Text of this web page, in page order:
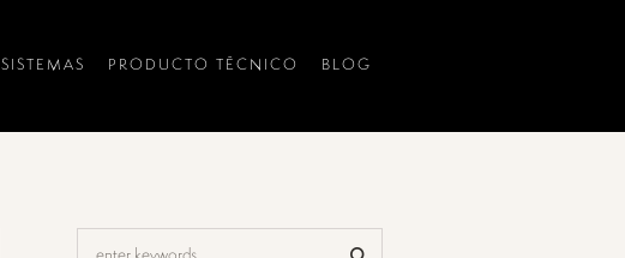
SISTEMAS PRODUCTO TÉCNICO BLOG